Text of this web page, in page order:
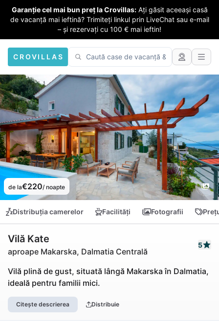
Garanție cel mai bun preț la Crovillas: Ați găsit aceeași casă
de vacanță mai ieftină? Trimiteți linkul prin LiveChat sau e-mail
– și rezervați cu 100 € mai ieftin!
CROVILLAS
de la€220/ noapte
Distribuția camerelor Facilități Fotografii
Vilă Kate
aproape Makarska, Dalmatia Centrală
5
Vilă plină de gust, situată lângă Makarska în Dalmatia,
ideală pentru familii mici.
Citește descrierea Distribuie